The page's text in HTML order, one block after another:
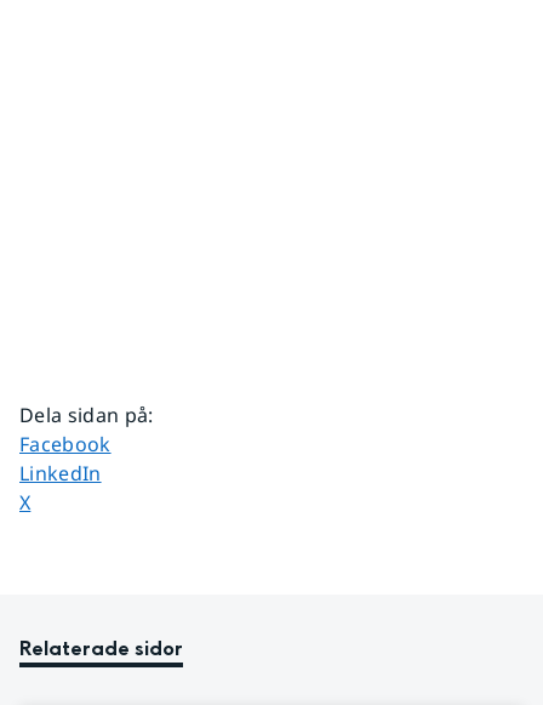
Dela sidan på:
Dela sidan på
Facebook
Dela sidan på
LinkedIn
Dela sidan på
X
Relaterade sidor